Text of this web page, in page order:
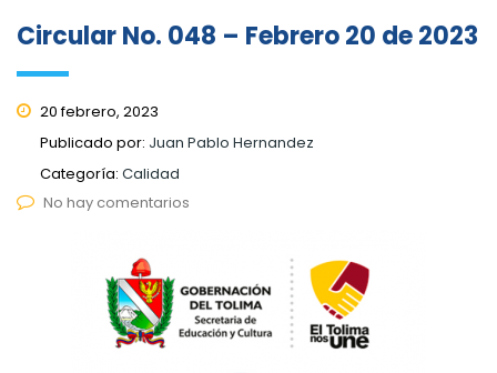
Circular No. 048 – Febrero 20 de 2023
20 febrero, 2023
Publicado por: Juan Pablo Hernandez
Categoría: Calidad
No hay comentarios